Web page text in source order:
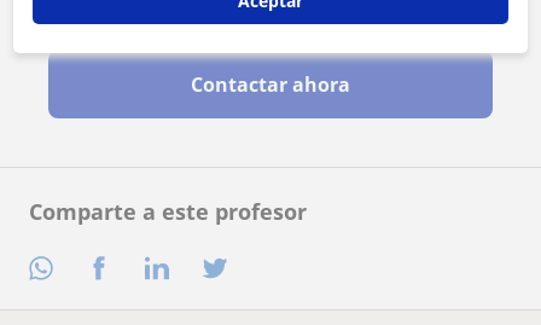
Comparte a este profesor
Al hacer clic, aceptas nuestroaviso legal
Contactar ahora